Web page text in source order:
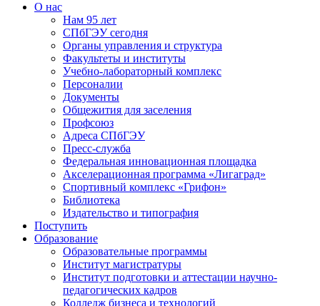
О нас
Нам 95 лет
СПбГЭУ сегодня
Органы управления и структура
Факультеты и институты
Учебно-лабораторный комплекс
Персоналии
Документы
Общежития для заселения
Профсоюз
Адреса СПбГЭУ
Пресс-служба
Федеральная инновационная площадка
Акселерационная программа «Лигаград»­­
Спортивный комплекс «Грифон»
Библиотека
Издательство и типография
Поступить
Образование
Образовательные программы
Институт магистратуры
Институт подготовки и аттестации научно-
педагогических кадров
Колледж бизнеса и технологий